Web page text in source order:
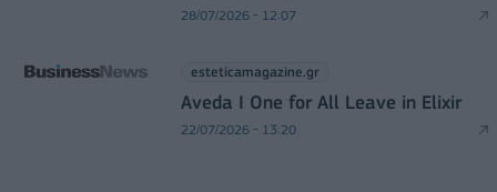
28/07/2026 - 12:07
esteticamagazine.gr
Aveda I One for All Leave in Elixir
22/07/2026 - 13:20